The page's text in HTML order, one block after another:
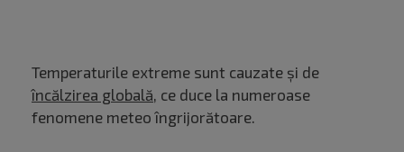
Temperaturile extreme sunt cauzate și de
încălzirea globală, ce duce la numeroase
fenomene meteo îngrijorătoare.